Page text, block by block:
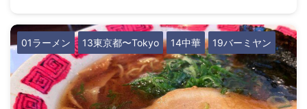
01ラーメン 13東京都〜Tokyo 14中華 19バーミヤン